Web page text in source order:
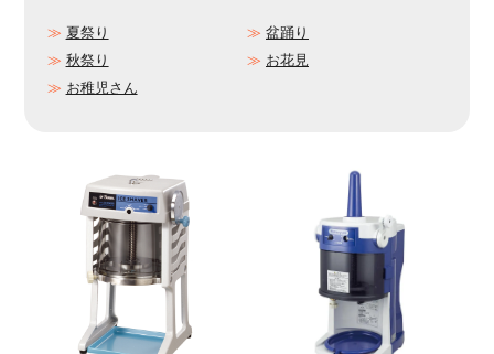
夏祭り
盆踊り
秋祭り
お花見
お稚児さん